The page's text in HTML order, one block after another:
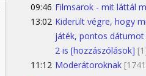
09:46 Filmsarok - mit láttál
13:02 Kiderült végre, hogy
játék, pontos dátumot
2 is [hozzászólások]
11:12 Moderátoroknak